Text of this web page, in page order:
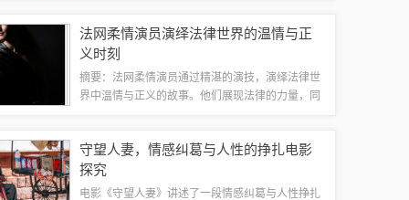
化进程。东格高速最新进展作为连接东西部的...
法网柔情演员演绎法律世界的温情与正
义时刻
摘要：法网柔情演员通过精湛的演技，演绎法律世
界中温情与正义的故事。他们展现法律的力量，同
入人心，为法律题材的影视作品注入了新的活...
守望人妻，情感纠葛与人性的挣扎电影
探究
电影《守望人妻》讲述了一段情感纠葛与人性挣扎